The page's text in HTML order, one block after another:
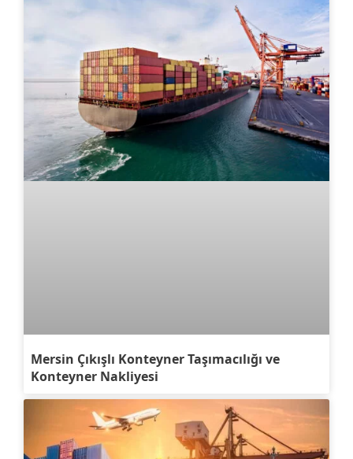
Mersin Çıkışlı Konteyner Taşımacılığı ve
Konteyner Nakliyesi